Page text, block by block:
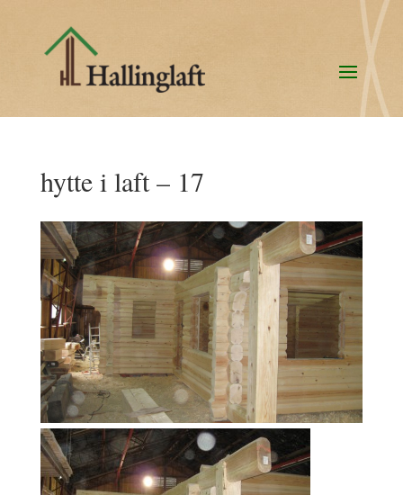
hytte i laft – 17